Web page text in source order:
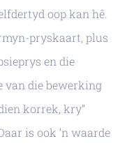
oop kan hê.
pryskaart, plus
en die
van die bewerking
korrek, kry”
is ook ‘n waarde